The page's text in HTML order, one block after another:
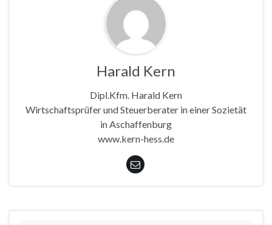
Harald Kern
Dipl.Kfm. Harald Kern
Wirtschaftsprüfer und Steuerberater in einer Sozietät
in Aschaffenburg
www.kern-hess.de